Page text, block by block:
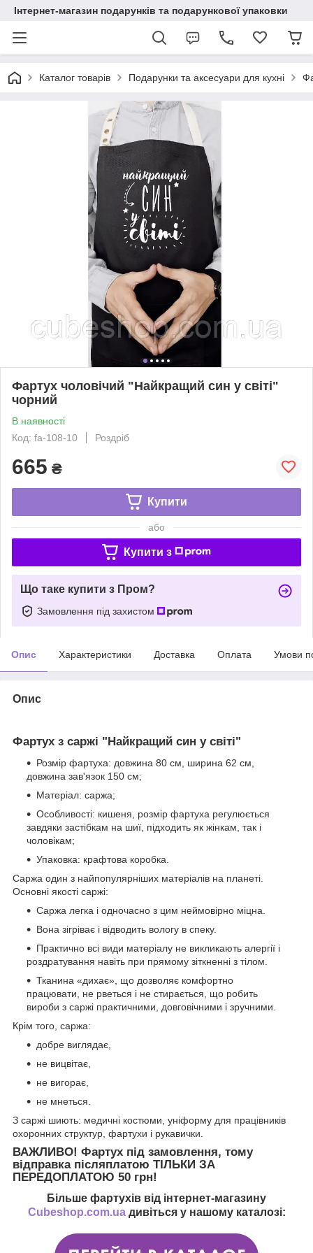
Інтернет-магазин подарунків та подарункової упаковки
Каталог товарів Подарунки та аксесуари для кухні
Фартух чоловічий "Найкращий син у світі"
чорний
В наявності
Код: fa-108-10
Роздріб
665 ₴
Купити
або
Купити з
Що таке купити з Пром?
Замовлення під захистом
Опис Характеристики Доставка Оплата Умови
Опис
Фартух з саржі "Найкращий син у світі"
Розмір фартуха: довжина 80 см, ширина 62 см,
довжина зав'язок 150 см;
Матеріал: саржа;
Особливості: кишеня, розмір фартуха регулюється
завдяки застібкам на шиї, підходить як жінкам, так і
чоловікам;
Упаковка: крафтова коробка.
Саржа один з найпопулярніших матеріалів на планеті.
Основні якості саржі:
Саржа легка і одночасно з цим неймовірно міцна.
Вона зігріває і відводить вологу в спеку.
Практично всі види матеріалу не викликають алергії і
роздратування навіть при прямому зіткненні з тілом.
Тканина «дихає», що дозволяє комфортно
працювати, не рветься і не стирається, що робить
вироби з саржі практичними, довговічними і зручними.
Крім того, саржа:
добре виглядає,
не вицвітає,
не вигорає,
не мнеться.
З саржі шиють: медичні костюми, уніформу для працівників
охоронних структур, фартухи і рукавички.
ВАЖЛИВО! Фартух під замовлення, тому
відправка післяплатою ТІЛЬКИ ЗА
ПЕРЕДОПЛАТОЮ 50 грн!
Більше фартухів від інтернет-магазину
Cubeshop.com.uaдивіться у нашому каталозі: